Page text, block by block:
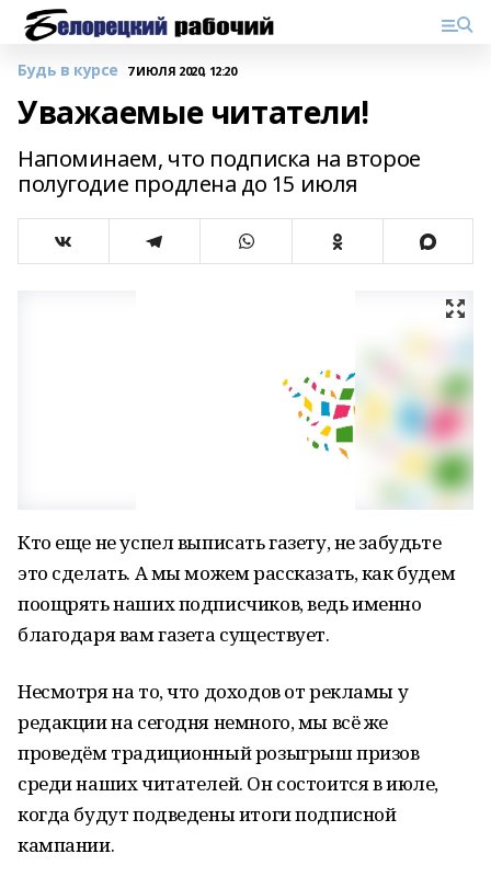
Будь в курсе 7 ИЮЛЯ 2020, 12:20
Уважаемые читатели!
Напоминаем, что подписка на второе
полугодие продлена до 15 июля
Кто еще не успел выписать газету, не забудьте
это сделать. А мы можем рассказать, как будем
поощрять наших подписчиков, ведь именно
благодаря вам газета существует.
Несмотря на то, что доходов от рекламы у
редакции на сегодня немного, мы всё же
проведём традиционный розыгрыш призов
среди наших читателей. Он состоится в июле,
когда будут подведены итоги подписной
кампании.